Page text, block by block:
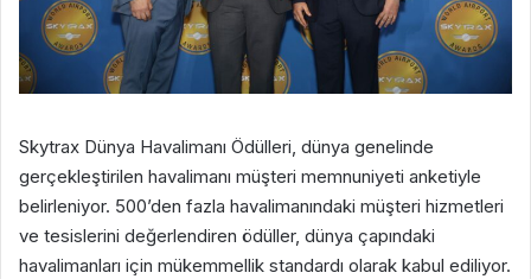
Skytrax Dünya Havalimanı Ödülleri, dünya genelinde
gerçekleştirilen havalimanı müşteri memnuniyeti anketiyle
belirleniyor. 500’den fazla havalimanındaki müşteri hizmetleri
ve tesislerini değerlendiren ödüller, dünya çapındaki
havalimanları için mükemmellik standardı olarak kabul ediliyor.